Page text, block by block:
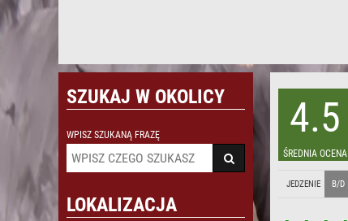
SZUKAJ W OKOLICY
WPISZ SZUKANĄ FRAZĘ
LOKALIZACJA
4.5
ŚREDNIA OCENA
JEDZENIE B/D